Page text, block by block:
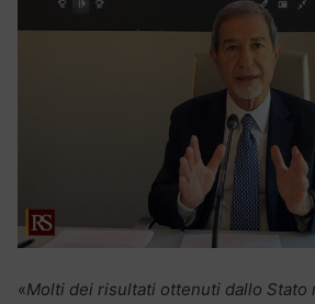
«Molti dei risultati ottenuti dallo Stato